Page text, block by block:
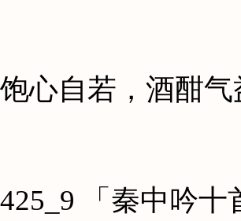
自若，酒酣气
「秦中吟十